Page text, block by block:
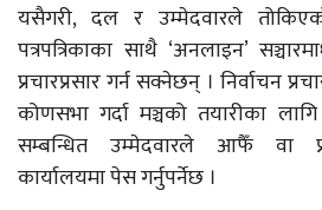
यसैगरी, दल र उम्मेदवारले
पत्रपत्रिकाका साथै ‘अनलाइन’
प्रचारप्रसार गर्न सक्नेछन् । निर्वाचन
कोणसभा गर्दा मञ्चको तयारीका
सम्बन्धित उम्मेदवारले आफैँ वा
कार्यालयमा पेस गर्नुपर्नेछ ।